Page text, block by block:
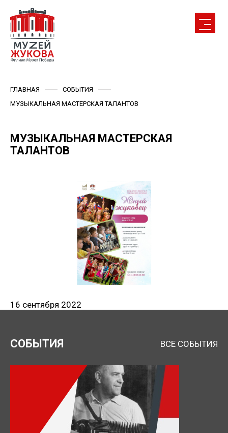
ГЛАВНАЯ
СОБЫТИЯ
МУЗЫКАЛЬНАЯ МАСТЕРСКАЯ ТАЛАНТОВ
МУЗЫКАЛЬНАЯ МАСТЕРСКАЯ
ТАЛАНТОВ
16 сентября 2022
СОБЫТИЯ ВСЕ СОБЫТИЯ